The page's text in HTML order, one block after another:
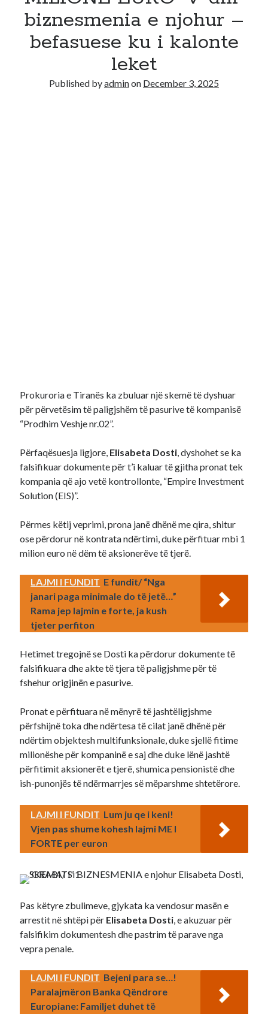
biznesmenia e njohur –
befasuese ku i kalonte
leket
Published byadminon December 3, 2025
Prokuroria e Tiranës ka zbuluar një skemë të dyshuar
për përvetësim të paligjshëm të pasurive të kompanisë
“Prodhim Veshje nr.02”.
Përfaqësuesja ligjore, Elisabeta Dosti, dyshohet se ka
falsifikuar dokumente për t’i kaluar të gjitha pronat tek
kompania që ajo vetë kontrollonte, “Empire Investment
Solution (EIS)”.
Përmes këtij veprimi, prona janë dhënë me qira, shitur
ose përdorur në kontrata ndërtimi, duke përfituar mbi 1
milion euro në dëm të aksionerëve të tjerë.
LAJMI I FUNDIT E fundit/ “Nga
janari paga minimale do të jetë…”
Rama jep lajmin e forte, ja kush
tjeter perfiton
Hetimet tregojnë se Dosti ka përdorur dokumente të
falsifikuara dhe akte të tjera të paligjshme për të
fshehur origjinën e pasurive.
Pronat e përfituara në mënyrë të jashtëligjshme
përfshijnë toka dhe ndërtesa të cilat janë dhënë për
ndërtim objektesh multifunksionale, duke sjellë fitime
milionëshe për kompaninë e saj dhe duke lënë jashtë
përfitimit aksionerët e tjerë, shumica pensionistë dhe
ish-punonjës të ndërmarrjes së mëparshme shtetërore.
LAJMI I FUNDIT Lum ju qe i keni!
Vjen pas shume kohesh lajmi ME I
FORTE per euron
Pas këtyre zbulimeve, gjykata ka vendosur masën e
arrestit në shtëpi për Elisabeta Dosti, e akuzuar për
falsifikim dokumentesh dhe pastrim të parave nga
vepra penale.
LAJMI I FUNDIT Bejeni para se…!
Paralajmëron Banka Qëndrore
Europiane: Familjet duhet të